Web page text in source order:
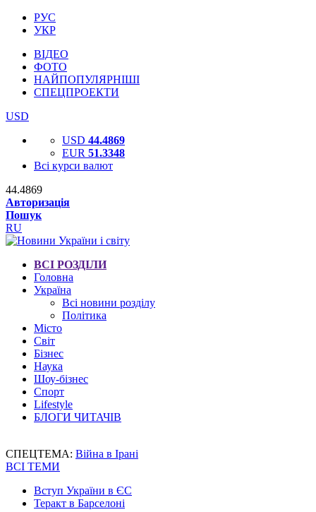
РУС
УКР
ВІДЕО
ФОТО
НАЙПОПУЛЯРНІШІ
СПЕЦПРОЕКТИ
USD
USD 44.4869
EUR 51.3348
Всі курси валют
44.4869
Авторизація
Пошук
RU
ВСІ РОЗДІЛИ
Головна
Україна
Всі новини розділу
Політика
Місто
Світ
Бізнес
Наука
Шоу-бізнес
Спорт
Lifestyle
БЛОГИ ЧИТАЧІВ
СПЕЦТЕМА: Війна в Ірані
ВСІ ТЕМИ
Вступ України в ЄС
Теракт в Барселоні